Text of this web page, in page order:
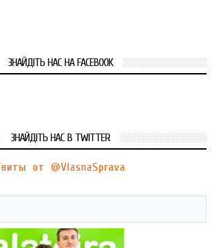
ЗНАЙДІТЬ НАС НА FACEBOOK
ЗНАЙДІТЬ НАС В TWITTER
от @VlasnaSprava